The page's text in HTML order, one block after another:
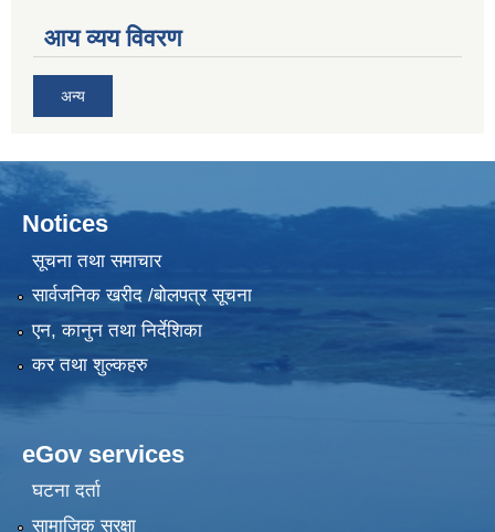
आय व्यय विवरण
अन्य
Notices
सूचना तथा समाचार
सार्वजनिक खरीद /बोलपत्र सूचना
एन, कानुन तथा निर्देशिका
कर तथा शुल्कहरु
eGov services
घटना दर्ता
सामाजिक सुरक्षा